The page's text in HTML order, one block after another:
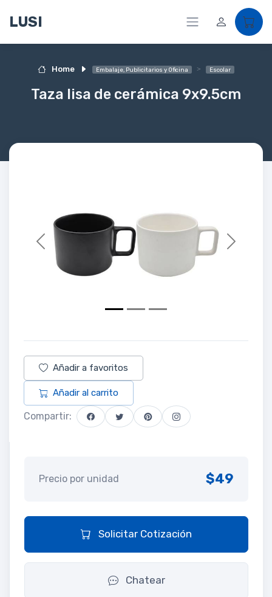
LUSI
Home Embalaje, Publicitarios y Oficina Escolar
Taza lisa de cerámica 9x9.5cm
Previous Next
Añadir a favoritos
Añadir al carrito
Compartir:
Precio por unidad $49
Solicitar Cotización
Chatear